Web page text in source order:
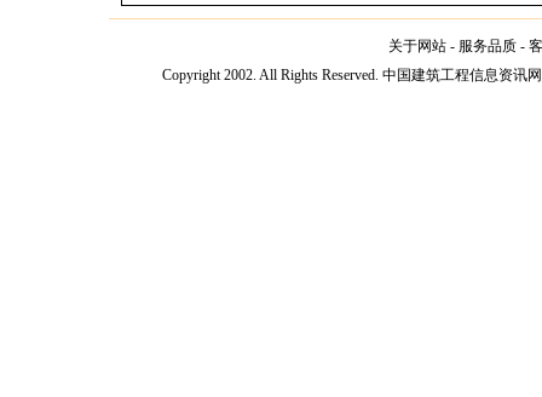
关于网站 - 服务品质 -
Copyright 2002. All Rights Reserved. 中国建筑工程信息资讯